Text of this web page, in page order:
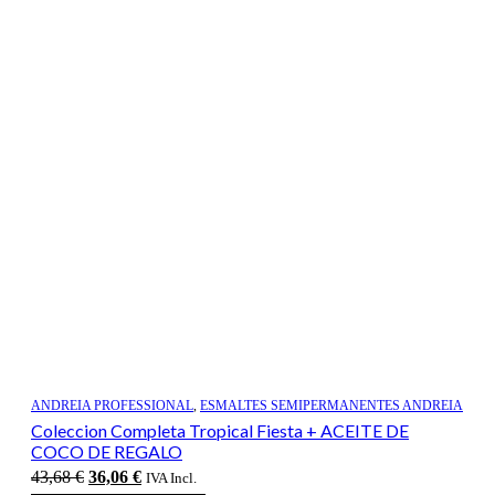
ANDREIA PROFESSIONAL, ESMALTES SEMIPERMANENTES ANDREIA
Coleccion Completa Tropical Fiesta + ACEITE DE
COCO DE REGALO
43,68€ El
36,06 €ElIVA Incl.